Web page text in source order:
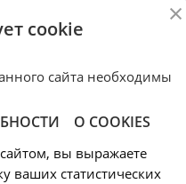
cookie
сайта необходимы
О COOKIES
вы выражаете
ваших статистических